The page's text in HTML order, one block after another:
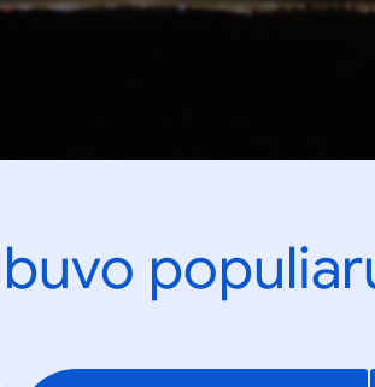
buvo